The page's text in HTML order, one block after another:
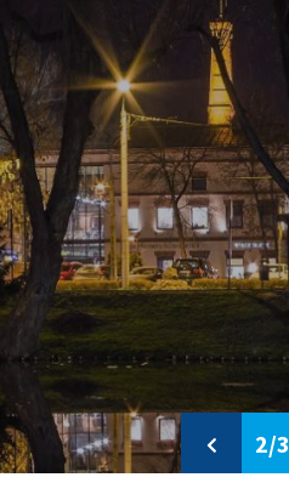
Previous
slide
2/3